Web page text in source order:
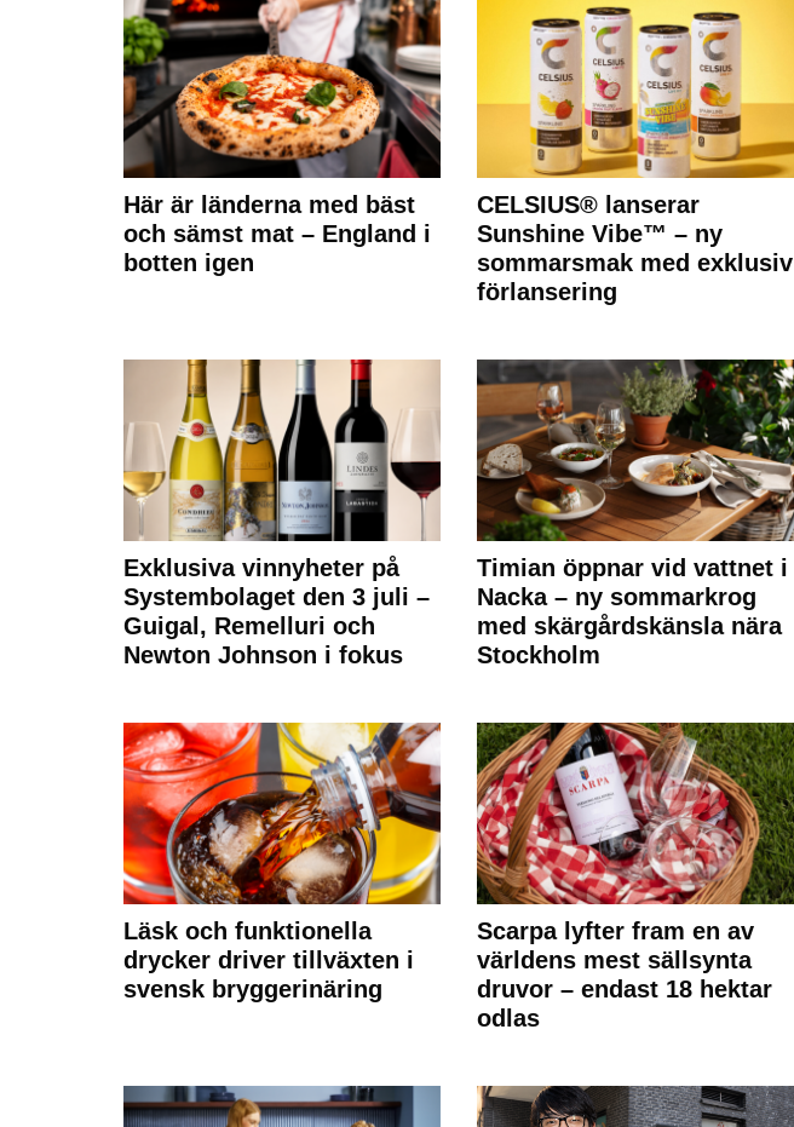
Här är länderna med bäst
och sämst mat – England i
botten igen
CELSIUS® lanserar
Sunshine Vibe™ – ny
sommarsmak med exklusiv
förlansering
Exklusiva vinnyheter på
Systembolaget den 3 juli –
Guigal, Remelluri och
Newton Johnson i fokus
Timian öppnar vid vattnet i
Nacka – ny sommarkrog
med skärgårdskänsla nära
Stockholm
Läsk och funktionella
drycker driver tillväxten i
svensk bryggerinäring
Scarpa lyfter fram en av
världens mest sällsynta
druvor – endast 18 hektar
odlas